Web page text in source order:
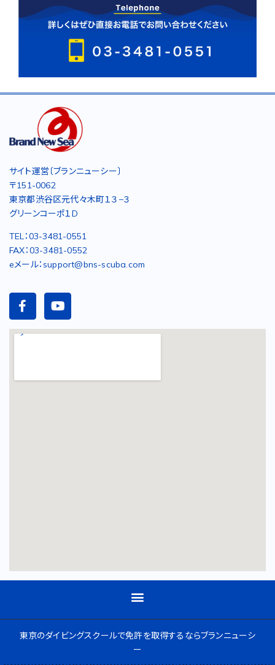
サイト運営〔ブランニューシー〕
〒151-0062
東京都渋谷区元代々木町１３−３
グリーンコーポ１D
TEL：03-3481-0551
FAX：03-3481-0552
eメール：support@bns-scuba.com
東京のダイビングスクールで免許を取得するならブランニューシ
ー